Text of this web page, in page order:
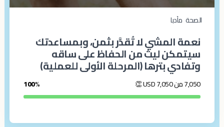
الصحة مأدبا
نعمة المشي لا تُقدَّر بثمن، وبمساعدتك
سيتمكن ليث من الحفاظ على ساقه
وتفادي بترها (المرحلة الأولى للعملية)
7,050 من 7,050 USD
👏
100%